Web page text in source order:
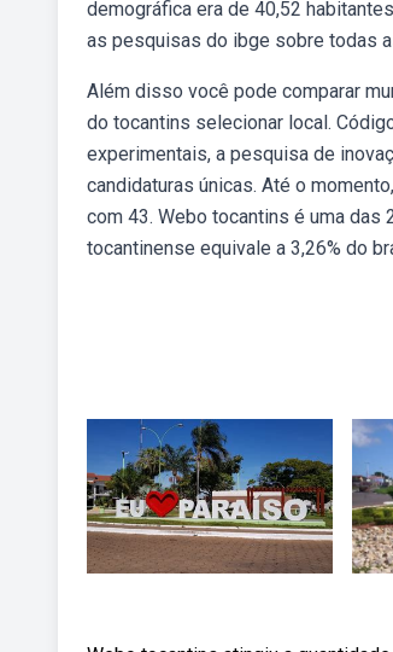
demográfica era de 40,52
as pesquisas do ibge sobre todas
Além disso você pode comparar
do tocantins selecionar local.
experimentais, a pesquisa de
candidaturas únicas. Até o
com 43. Webo tocantins é uma
tocantinense equivale a 3,26% do